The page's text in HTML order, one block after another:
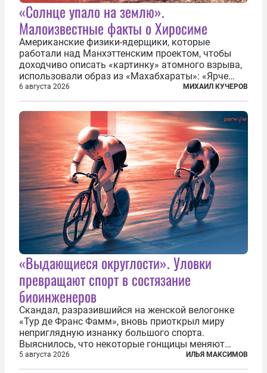
«Солнце упало на землю».
Малоизвестные факты о Хиросиме
Американские физики-ядерщики, которые
работали над Манхэттенским проектом, чтобы
доходчиво описать «картинку» атомного взрыва,
использовали образ из «Махабхараты»: «Ярче
тысячи солнц пылало это пламя». Не все жители
японских городов Хиросимы и Нагасаки, на
которых США в августе 1945 года поставили...
6 августа 2026 МИХАИЛ КУЧЕРОВ
«Выдающиеся округлости». Уловки
превращают спорт в состязание
биоинженеров
Скандал, разразившийся на женской велогонке
«Тур де Франс Фамм», вновь приоткрыл миру
неприглядную изнанку большого спорта.
Выяснилось, что некоторые гонщицы меняют
размер груди ради улучшения аэродинамики. За
фасадом труда, мастерства, упорства и
5 августа 2026 ИЛЬЯ МАКСИМОВ